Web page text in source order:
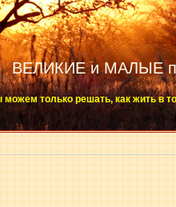
ВЕЛИКИЕ и МАЛЫЕ
только решать, как жить в